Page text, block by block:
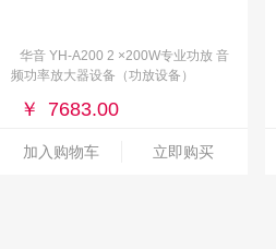
华音 YH-A200 2 ×200W专业功放 音
频功率放大器设备（功放设备）
￥ 7683.00
加入购物车 立即购买